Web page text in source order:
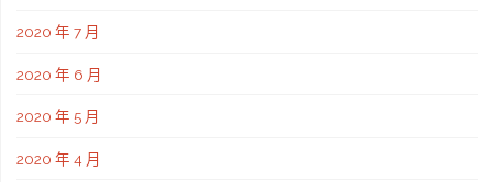
2020 年 7 月
2020 年 6 月
2020 年 5 月
2020 年 4 月